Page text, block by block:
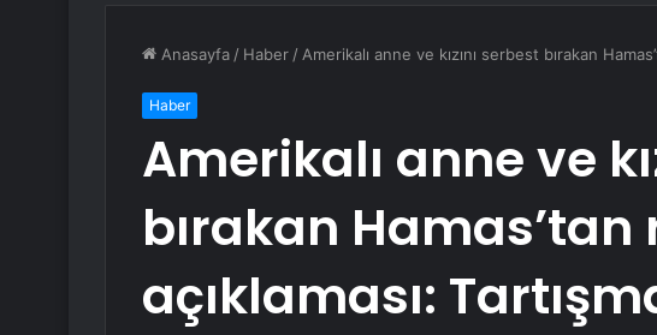
Anasayfa / Haber / Amerikalı anne ve kızını serbest bırakan
Haber
Amerikalı anne ve
bırakan Hamas’tan
açıklaması: